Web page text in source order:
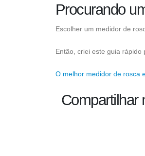
Procurando
Escolher um medidor de
Então, criei este guia rápido
O melhor medidor de rosca